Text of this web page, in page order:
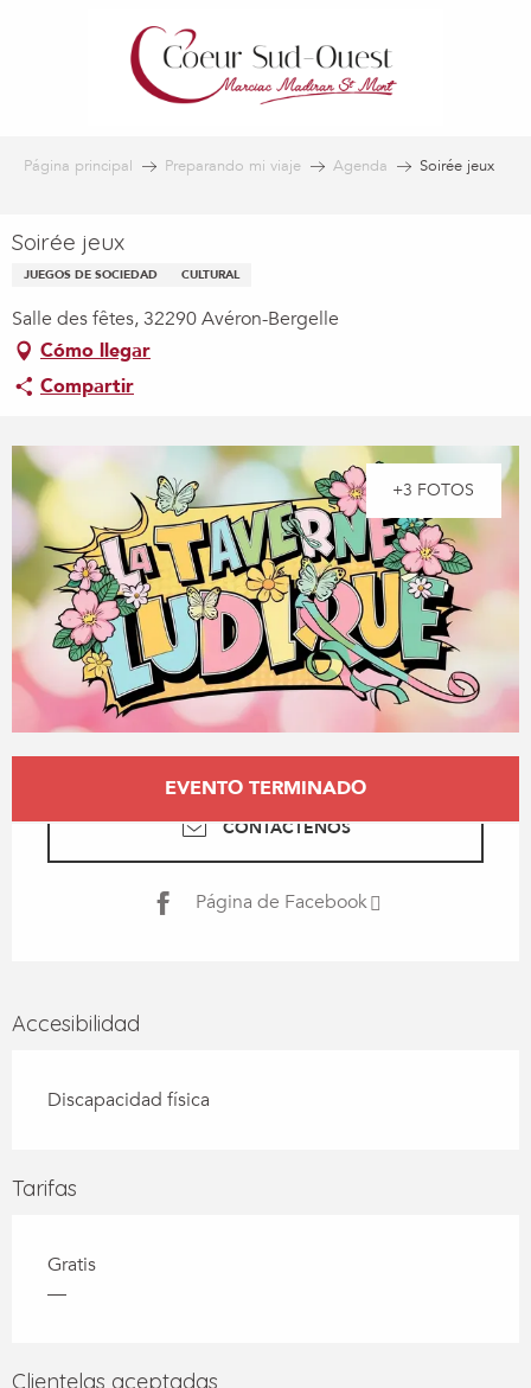
Página principal Preparando mi viaje Agenda Soirée jeux
Soirée jeux
JUEGOS DE SOCIEDAD CULTURAL
Salle des fêtes, 32290 Avéron-Bergelle
Cómo llegar
Compartir
+3 FOTOS
EVENTO TERMINADO
CONTÁCTENOS
Página de Facebook
Accesibilidad
Discapacidad física
Tarifas
Gratis
—
Clientelas aceptadas